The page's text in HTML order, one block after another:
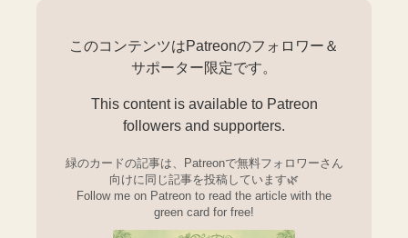
このコンテンツはPatreonのフォロワー＆
サポーター限定です。
This content is available to Patreon
followers and supporters.
緑のカードの記事は、Patreonで無料フォロワーさん
向けに同じ記事を投稿しています🌿
Follow me on Patreon to read the article with the
green card for free!